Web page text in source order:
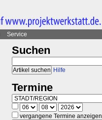
Service
Suchen
Hilfe
Termine
vergangene Termine anzeigen